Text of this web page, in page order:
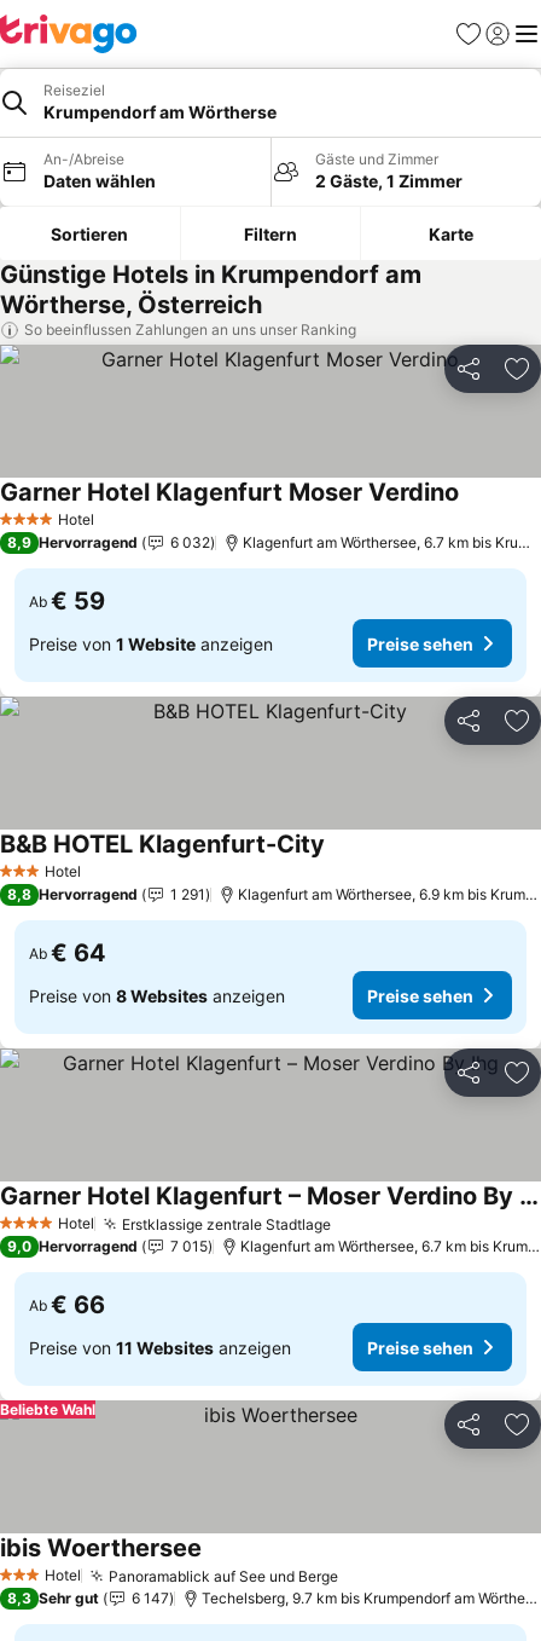
Favoriten
Reiseziel
Krumpendorf am Wörtherse
An-/Abreise
Daten wählen
Gäste und Zimmer
2 Gäste, 1 Zimmer
Sortieren Filtern Karte
Günstige Hotels in Krumpendorf am
Wörtherse, Österreich
So beeinflussen Zahlungen an uns unser Ranking
Teilen
4 Sterne Hotel
Garner Hotel Klagenfurt Moser Verdino
8,9 Hervorragend 6 032 Klagenfurt am Wörthersee, 6.7 km bis Krumpendorf am Wörtherse
Ab € 59
Preise von 1 Website anzeigen Preise sehen
Teilen
3 SterneHotel
B&B HOTEL Klagenfurt-City
8,8 Hervorragend 1 291 Klagenfurt am Wörthersee, 6.9 km bis Krumpendorf am Wörtherse
Ab € 64
Preise von 8 Websites anzeigen Preise sehen
Teilen
4 Sterne Hotel Erstklassige zentrale Stadtlage
Garner Hotel Klagenfurt – Moser Verdino By Ihg
9,0 Hervorragend 7 015 Klagenfurt am Wörthersee, 6.7 km bis Krumpendorf am Wörtherse
Ab € 66
Preise von 11 Websites anzeigen Preise sehen
Teilen
Beliebte Wahl
3 SterneHotel Panoramablick auf See und Berge
ibis Woerthersee
8,3 Sehr gut 6 147 Techelsberg, 9.7 km bis Krumpendorf am Wörtherse